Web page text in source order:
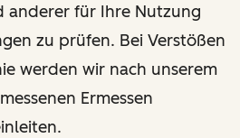
anderer für Ihre Nutzung
zu prüfen. Bei Verstößen
werden wir nach unserem
Ermessen